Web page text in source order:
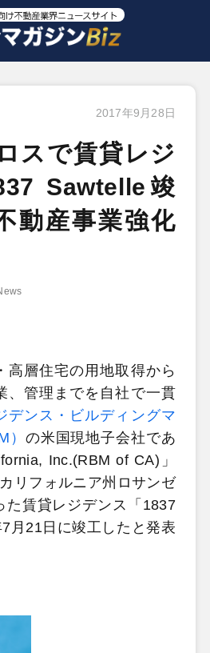
2017年9月28日
スで賃貸レジ
Sawtelle竣
動産事業強化
層住宅の用地取得から
、管理までを自社で一貫
デンス・ビルディングマ
） の米国現地子会社であ
Inc.(RBM of CA)」
リフォルニア州ロサンゼ
た賃貸レジデンス「1837
月21日に竣工したと発表